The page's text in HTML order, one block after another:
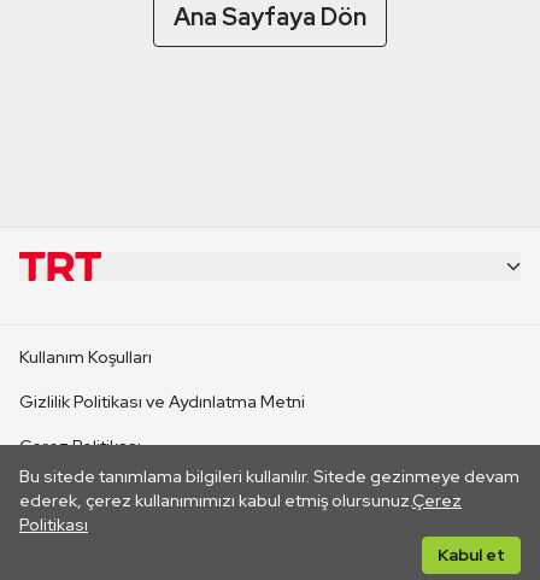
Ana Sayfaya Dön
Bu sitede tanımlama bilgileri kullanılır. Sitede gezinmeye devam
ederek, çerez kullanımımızı kabul etmiş olursunuz.Çerez
Politikası
Kabul et
CANLI YAYINLAR
Kullanım Koşulları
Gizlilik Politikası ve Aydınlatma Metni
Çerez Politikası
İletişim
Her hakkı saklıdır. ©2026 TRT. Bağlantı yoluyla gidilen dış